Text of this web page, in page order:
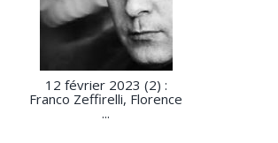
12 février 2023 (2) :
Franco Zeffirelli, Florence
...